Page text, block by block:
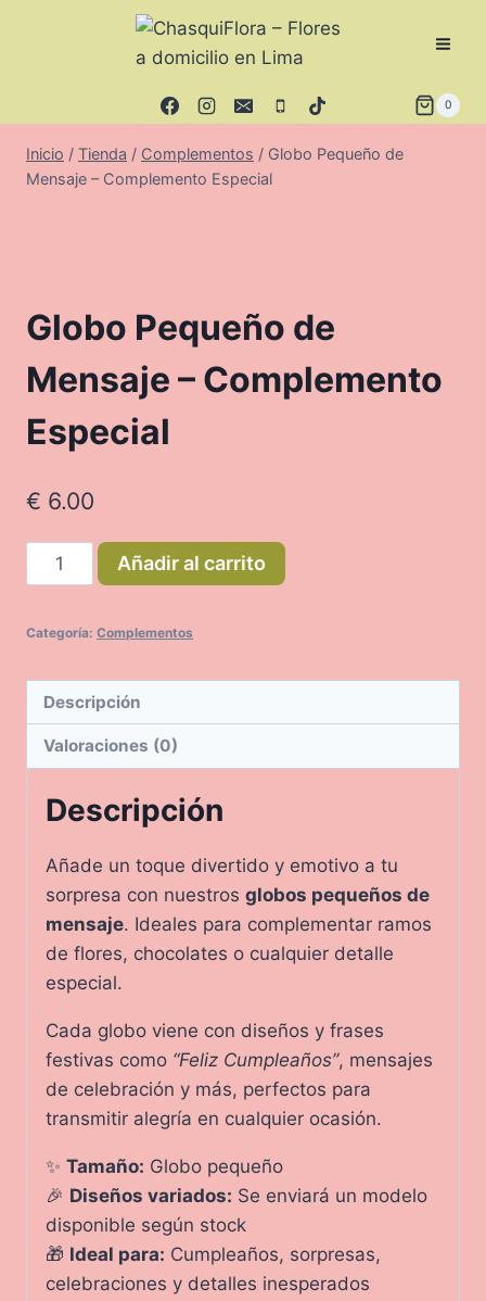
0
Inicio / Tienda / Complementos / Globo Pequeño de
Mensaje – Complemento Especial
Globo Pequeño de
Mensaje – Complemento
Especial
€ 6.00
Globo
Pequeño
Mensaje
Complemento
Especial
Añadir al carrito
Categoría: Complementos
Descripción
Valoraciones (0)
Descripción
Añade un toque divertido y emotivo a tu
sorpresa con nuestros globos pequeños de
mensaje. Ideales para complementar ramos
de flores, chocolates o cualquier detalle
especial.
Cada globo viene con diseños y frases
festivas como “Feliz Cumpleaños”, mensajes
de celebración y más, perfectos para
transmitir alegría en cualquier ocasión.
✨ Tamaño: Globo pequeño
🎉 Diseños variados: Se enviará un modelo
disponible según stock
🎁 Ideal para: Cumpleaños, sorpresas,
celebraciones y detalles inesperados